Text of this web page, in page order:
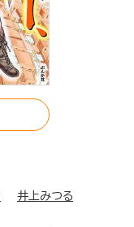
井上みつる